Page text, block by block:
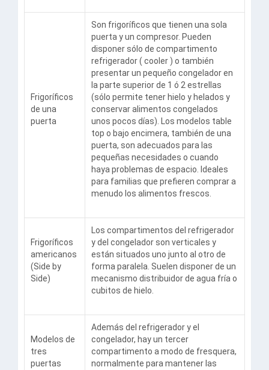
Frigoríficos
de una
puerta
Son frigoríficos que tienen una sola
puerta y un compresor. Pueden
disponer sólo de compartimento
refrigerador ( cooler ) o también
presentar un pequeño congelador en
la parte superior de 1 ó 2 estrellas
(sólo permite tener hielo y helados y
conservar alimentos congelados
unos pocos días). Los modelos table
top o bajo encimera, también de una
puerta, son adecuados para las
pequeñas necesidades o cuando
haya problemas de espacio. Ideales
para familias que prefieren comprar a
menudo los alimentos frescos.
Frigoríficos
americanos
(Side by
Side)
Los compartimentos del refrigerador
y del congelador son verticales y
están situados uno junto al otro de
forma paralela. Suelen disponer de un
mecanismo distribuidor de agua fría o
cubitos de hielo.
Modelos de
tres
puertas
Además del refrigerador y el
congelador, hay un tercer
compartimento a modo de fresquera,
normalmente para mantener las